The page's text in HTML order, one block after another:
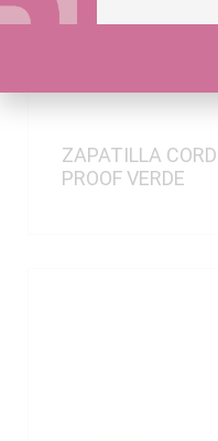
ZAPATILLA
PROOF VERDE